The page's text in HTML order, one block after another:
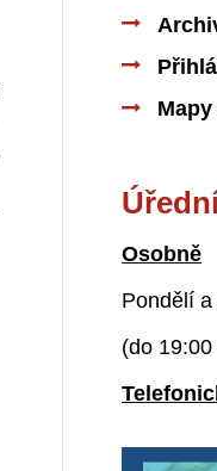
Osobně
Pondělí
(do